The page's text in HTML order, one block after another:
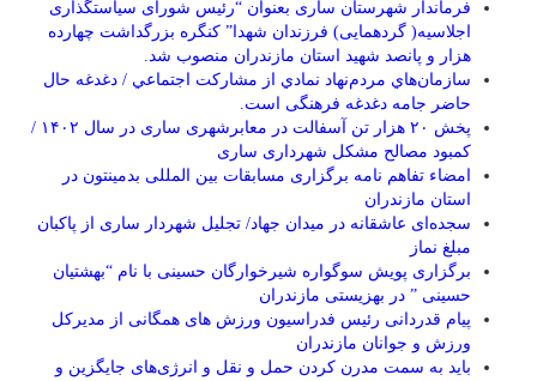
فرماندار شهرستان ساری بعنوان “رئیس شورای سیاستگذاری
اجلاسیه( گردهمایی) فرزندان شهدا” کنگره بزرگداشت چهارده
هزار و پانصد شهید استان مازندران منصوب شد.
سازمان‌هاي مردم‌نهاد نمادي از مشاركت اجتماعي / دغدغه حال
حاضر جامه دغدغه فرهنگی است.
پخش ۲۰ هزار تن آسفالت در معابرشهری ساری در سال ۱۴۰۲ /
کمبود مصالح مشکل شهرداری ساری
امضاء تفاهم نامه برگزاری مسابقات بین المللی بدمینتون در
استان مازندران
سجده‌ای عاشقانه در میدان جهاد/ تجلیل شهردار ساری از پاکبان
مبلغ نماز
برگزاری پویش سوگواره شیرخوارگان حسینی با نام “بهشتیان
حسینی ” در بهزیستی مازندران
پیام قدردانی رئیس فدراسیون ورزش های همگانی از مدیرکل
ورزش و جوانان مازندران
باید به سمت مدرن کردن حمل و نقل و انرژی‌های جایگزین و